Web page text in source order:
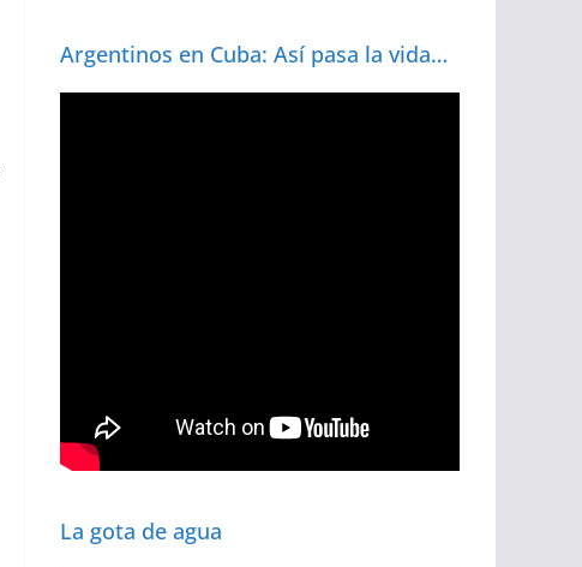
Argentinos en Cuba: Así pasa la vida…
La gota de agua